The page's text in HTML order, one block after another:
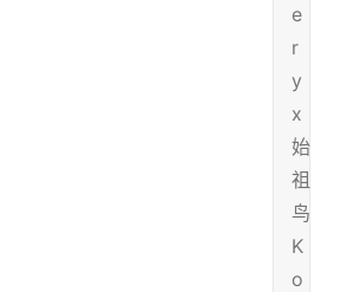
e
r
y
x
始
祖
鸟
K
o